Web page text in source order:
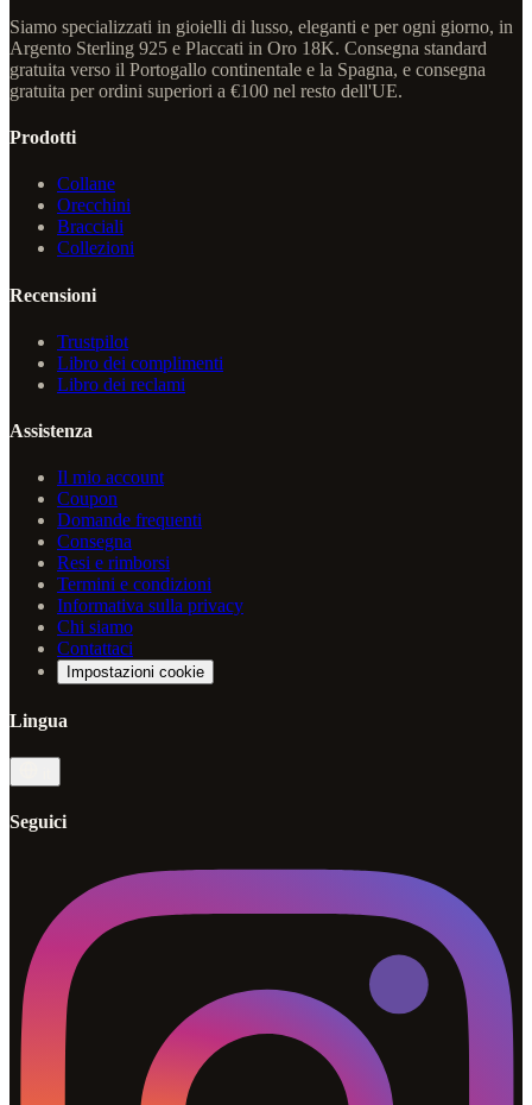
Siamo specializzati in gioielli di lusso, eleganti e per ogni giorno, in
Argento Sterling 925 e Placcati in Oro 18K. Consegna standard
gratuita verso il Portogallo continentale e la Spagna, e consegna
gratuita per ordini superiori a €100 nel resto dell'UE.
Prodotti
Collane
Orecchini
Bracciali
Collezioni
Recensioni
Trustpilot
Libro dei complimenti
Libro dei reclami
Assistenza
Il mio account
Coupon
Domande frequenti
Consegna
Resi e rimborsi
Termini e condizioni
Informativa sulla privacy
Chi siamo
Contattaci
Impostazioni cookie
Lingua
Seguici